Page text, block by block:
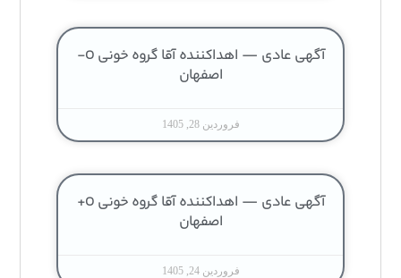
آگهی عادی — اهداکننده آقا گروه خونی O-
اصفهان
فروردین 28, 1405
آگهی عادی — اهداکننده آقا گروه خونی O+
اصفهان
فروردین 24, 1405